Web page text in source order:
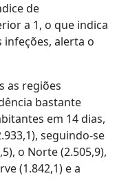
de
a 1, o que indica
infeções, alerta o
as regiões
bastante
em 14 dias,
seguindo-se
o Norte (2.505,9),
(1.842,1) e a